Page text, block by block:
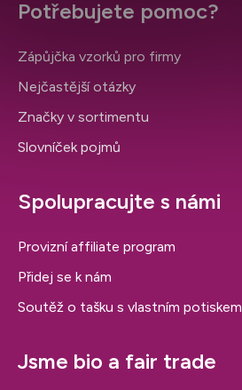
Potřebujete pomoc?
Zápůjčka vzorků pro firmy
Nejčastější otázky
Značky v sortimentu
Slovníček pojmů
Spolupracujte s námi
Provizní affiliate program
Přidej se k nám
Soutěž o tašku s vlastním potiskem
Jsme bio a fair trade